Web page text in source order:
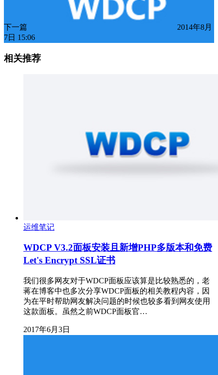
下一篇
2014年8月
7日 15:06
相关推荐
运维笔记
WDCP V3.2面板安装且新增PHP多版本和免费
Let's Encrypt SSL证书
我们很多网友对于WDCP面板应该算是比较熟悉的，老
蒋在博客中也多次分享WDCP面板的相关教程内容，因
为在平时帮助网友解决问题的时候也较多看到网友使用
这款面板。虽然之前WDCP面板官…
2017年6月3日